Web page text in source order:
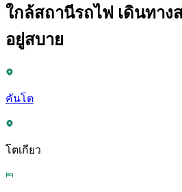
ใกล้สถานีรถไฟ เดินทาง
อยู่สบาย
คันโต
โตเกียว